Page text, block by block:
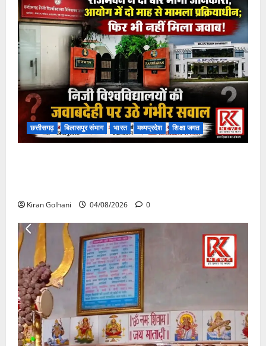
छत्तीसगढ़ बिलासपुर संभाग भारत मध्यप्रदेश शिक्षा जगत
Kiran Golhani 04/08/2026 0